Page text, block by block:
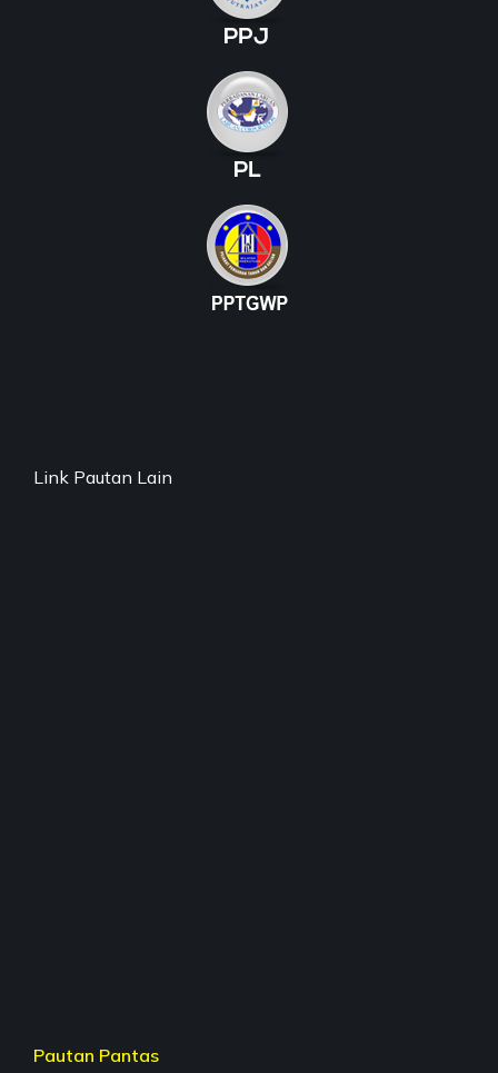
Link Pautan Lain
Pautan Pantas